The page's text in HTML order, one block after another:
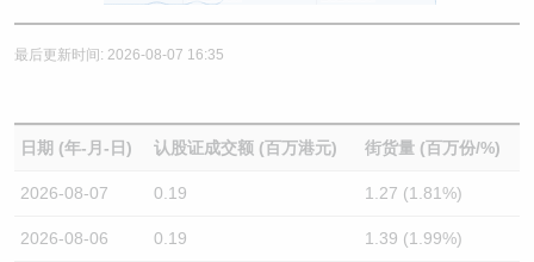
最后更新时间: 2026-08-07 16:35
日期 (年-月-日) 认股证成交额 (百万港元) 街货量 (百万份/%)
2026-08-07 0.19 1.27 (1.81%)
2026-08-06 0.19 1.39 (1.99%)